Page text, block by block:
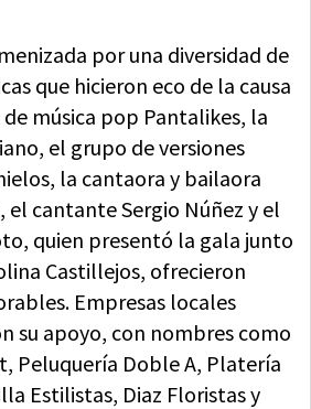
por una diversidad de
que hicieron eco de la causa
música pop Pantalikes, la
el grupo de versiones
la cantaora y bailaora
el cantante Sergio Núñez y el
quien presentó la gala junto
Castillejos, ofrecieron
Empresas locales
su apoyo, con nombres como
Peluquería Doble A, Platería
Estilistas, Diaz Floristas y